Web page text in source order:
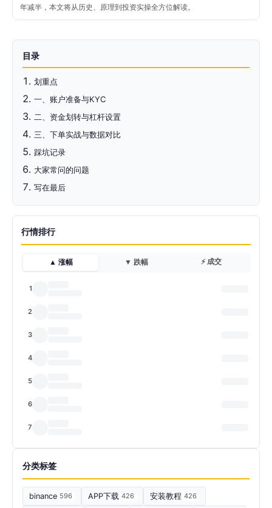
年减半，本文将从历史、原理到投资实操全方位解读。
目录
划重点
一、账户准备与KYC
二、资金划转与杠杆设置
三、下单实战与数据对比
踩坑记录
大家常问的问题
写在最后
行情排行
▲ 涨幅 ▼ 跌幅 ⚡ 成交
1
2
3
4
5
6
7
分类标签
binance 596 APP下载 426 安装教程 426